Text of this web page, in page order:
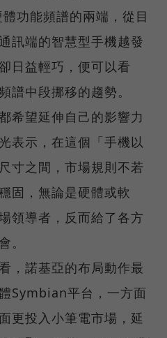
功能頻譜的兩端，從目
訊端的智慧型手機越發
日益輕巧，便可以看
譜中段挪移的趨勢。
希望延伸自己的影響力
表示，在這個「手機以
寸之間，市場規則不若
固，無論是硬體或軟
領導者，反而給了各方
。
，諾基亞的布局動作最
Symbian平台，一方面
更投入小筆電市場，延